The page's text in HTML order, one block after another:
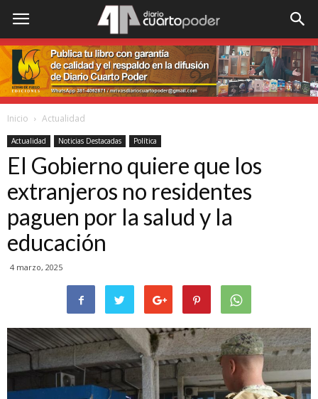
Inicio Actualidad
Actualidad Noticias Destacadas Política
El Gobierno quiere que los
extranjeros no residentes
paguen por la salud y la
educación
4 marzo, 2025